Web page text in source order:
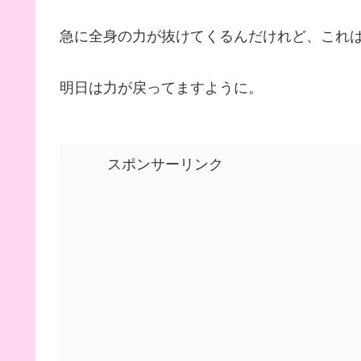
急に全身の力が抜けてくるんだけれど、これ
明日は力が戻ってますように。
スポンサーリンク